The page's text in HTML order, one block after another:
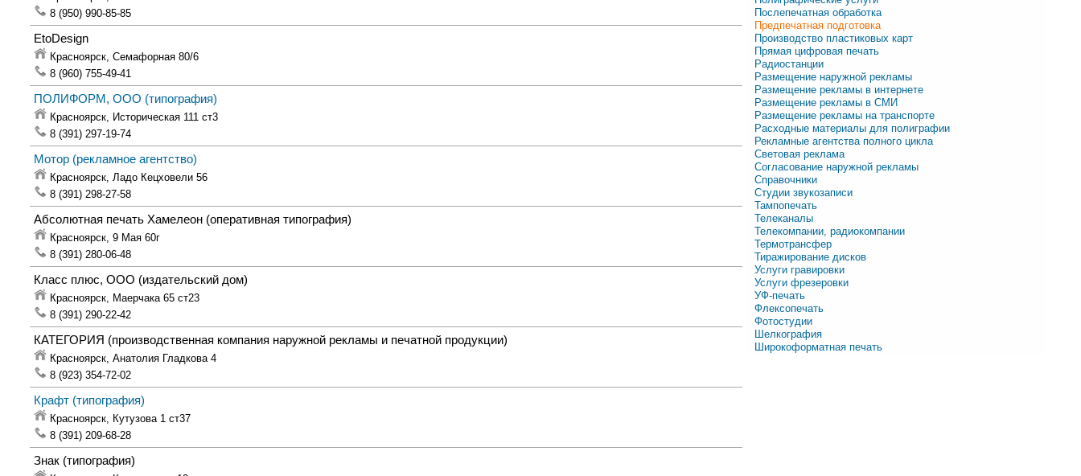
8 (950) 990-85-85
EtoDesign
Красноярск, Семафорная 80/6
8 (960) 755-49-41
ПОЛИФОРМ, ООО (типография)
Красноярск, Историческая 111 ст3
8 (391) 297-19-74
Мотор (рекламное агентство)
Красноярск, Ладо Кецховели 56
8 (391) 298-27-58
Абсолютная печать Хамелеон (оперативная типография)
Красноярск, 9 Мая 60г
8 (391) 280-06-48
Класс плюс, ООО (издательский дом)
Красноярск, Маерчака 65 ст23
8 (391) 290-22-42
КАТЕГОРИЯ (производственная компания наружной рекламы и печатной продукции)
Красноярск, Анатолия Гладкова 4
8 (923) 354-72-02
Крафт (типография)
Красноярск, Кутузова 1 ст37
8 (391) 209-68-28
Знак (типография)
Послепечатная обработка
Предпечатная подготовка
Производство пластиковых карт
Прямая цифровая печать
Радиостанции
Размещение наружной рекламы
Размещение рекламы в интернете
Размещение рекламы в СМИ
Размещение рекламы на транспорте
Расходные материалы для полиграфии
Рекламные агентства полного цикла
Световая реклама
Согласование наружной рекламы
Справочники
Студии звукозаписи
Тампопечать
Телеканалы
Телекомпании, радиокомпании
Термотрансфер
Тиражирование дисков
Услуги гравировки
Услуги фрезеровки
УФ-печать
Флексопечать
Фотостудии
Шелкография
Широкоформатная печать